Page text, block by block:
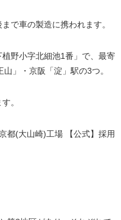
で車の製造に携われます。
野小字北細池1番」で、最寄
」・京阪「淀」駅の3つ。
。
都(大山崎)工場 【公式】採用